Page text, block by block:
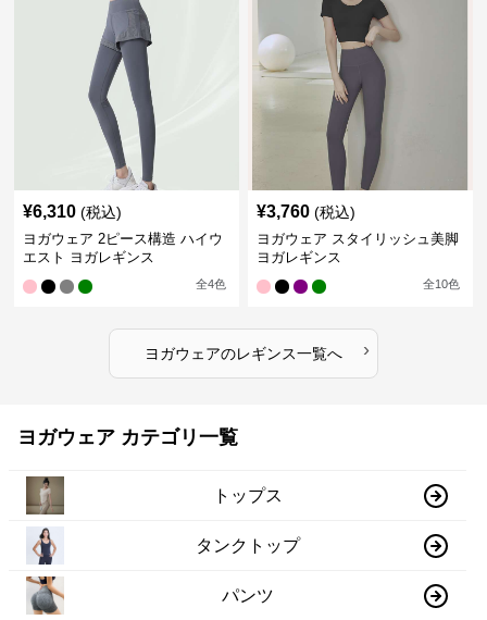
¥6,310 (税込)
ヨガウェア 2ピース構造 ハイウ
エスト ヨガレギンス
全4色
¥3,760 (税込)
ヨガウェア スタイリッシュ美脚
ヨガレギンス
全10色
ヨガウェアのレギンス一覧へ ›
ヨガウェア カテゴリ一覧
トップス
タンクトップ
パンツ